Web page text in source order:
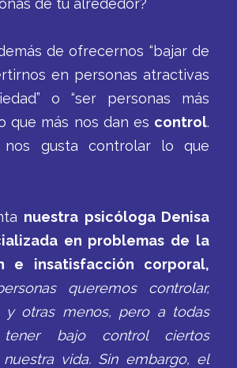
de tu alrededor?
de ofrecernos “bajar de
en personas atractivas
o “ser personas más
que más nos dan es control.
gusta controlar lo que
nuestra psicóloga Denisa
en problemas de la
e insatisfacción corporal,
queremos controlar,
y otras menos, pero a todas
bajo control ciertos
vida. Sin embargo, el